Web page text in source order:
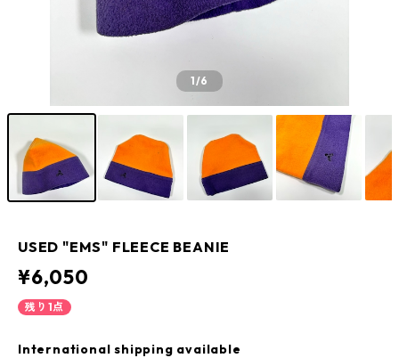
1/6
USED "EMS" FLEECE BEANIE
¥6,050
残り1点
International shipping available